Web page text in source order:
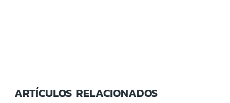
ARTÍCULOS RELACIONADOS